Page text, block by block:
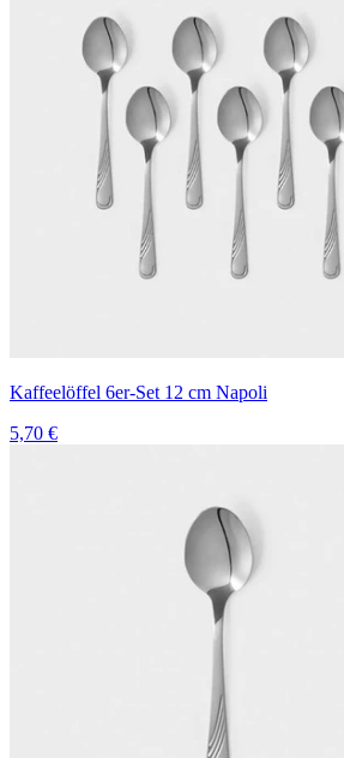
Kaffeelöffel 6er-Set 12 cm Napoli
5,70 €